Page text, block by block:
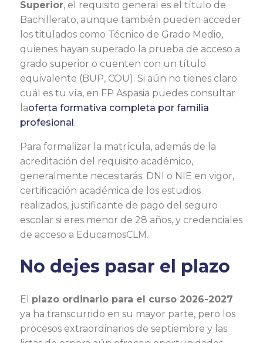
Superior, el requisito general es el título de
Bachillerato, aunque también pueden acceder
los titulados como Técnico de Grado Medio,
quienes hayan superado la prueba de acceso a
grado superior o cuenten con un título
equivalente (BUP, COU). Si aún no tienes claro
cuál es tu vía, en FP Aspasia puedes consultar
laoferta formativa completa por familia
profesional.
Para formalizar la matrícula, además de la
acreditación del requisito académico,
generalmente necesitarás: DNI o NIE en vigor,
certificación académica de los estudios
realizados, justificante de pago del seguro
escolar si eres menor de 28 años, y credenciales
de acceso a EducamosCLM.
No dejes pasar el plazo
El plazo ordinario para el curso 2026-2027
ya ha transcurrido en su mayor parte, pero los
procesos extraordinarios de septiembre y las